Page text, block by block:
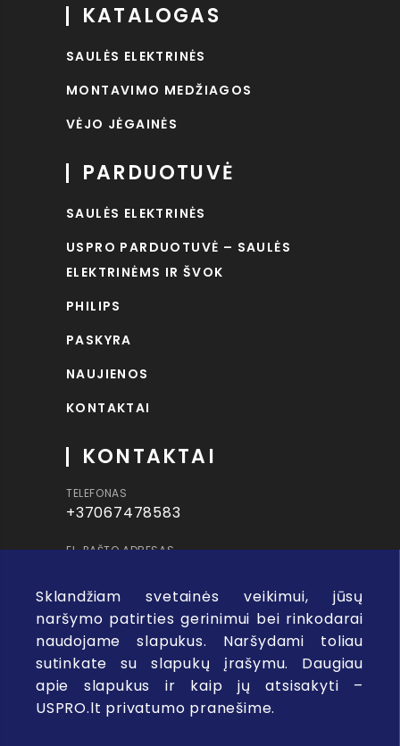
Sklandžiam svetainės veikimui, jūsų
naršymo patirties gerinimui bei rinkodarai
naudojame slapukus. Naršydami toliau
sutinkate su slapukų įrašymu. Daugiau
apie slapukus ir kaip jų atsisakyti –
USPRO.lt privatumo pranešime.
KATALOGAS
SAULĖS ELEKTRINĖS
MONTAVIMO MEDŽIAGOS
VĖJO JĖGAINĖS
PARDUOTUVĖ
SAULĖS ELEKTRINĖS
USPRO PARDUOTUVĖ – SAULĖS
ELEKTRINĖMS IR ŠVOK
PHILIPS
PASKYRA
NAUJIENOS
KONTAKTAI
KONTAKTAI
TELEFONAS
+37067478583
EL. PAŠTO ADRESAS
Visorių g. 8, Vilnius
Privatumo politika Pirkimo taisykles